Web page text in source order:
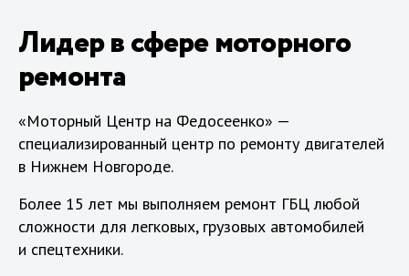
Лидер в сфере моторного
ремонта
«Моторный Центр на Федосеенко» —
специализированный центр по ремонту двигателей
в Нижнем Новгороде.
Более 15 лет мы выполняем ремонт ГБЦ любой
сложности для легковых, грузовых автомобилей
и спецтехники.